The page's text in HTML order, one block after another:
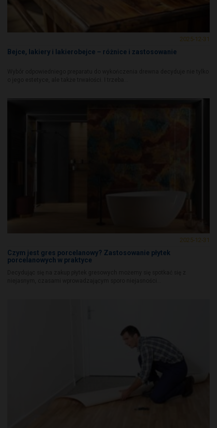
2025-12-31
Bejce, lakiery i lakierobejce – różnice i zastosowanie
2025-12-31
Czym jest gres porcelanowy? Zastosowanie płytek
porcelanowych w praktyce